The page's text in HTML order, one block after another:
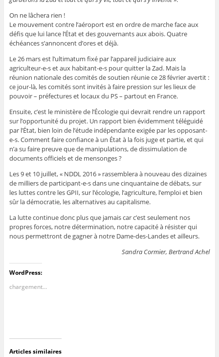
On ne lâchera rien !
Le mouvement contre l’aéroport est en ordre de marche face aux
défis que lui lance l’État et des gouvernants aux abois. Quatre
échéances s’annoncent d’ores et déjà.
Le 26 mars est l’ultimatum fixé par l’appareil judiciaire aux
agriculteur-e-s et aux habitant-e-s pour quitter la Zad. Mais la
réunion nationale des comités de soutien réunie ce 28 février avertit :
ce jour-là, les comités sont invités à faire pression sur les lieux de
pouvoir – préfectures et locaux du PS – partout en France.
Ensuite, c’est le ministère de l’Écologie qui devrait rendre un rapport
sur l’opportunité du projet. Un rapport bien évidemment téléguidé
par l’État, bien loin de l’étude indépendante exigée par les opposant-
e-s. Comment faire confiance à un État à la fois juge et partie, et qui
n’a su faire preuve que de manipulations, de dissimulation de
documents officiels et de mensonges ?
Les 9 et 10 juillet, « NDDL 2016 » rassemblera à nouveau des dizaines
de milliers de participant-e-s dans une cinquantaine de débats, sur
les luttes contre les GPII, sur l’écologie, l’agriculture, l’emploi et bien
sûr la démocratie, les alternatives au capitalisme.
La lutte continue donc plus que jamais car c’est seulement nos
propres forces, notre détermination, notre capacité à résister qui
nous permettront de gagner à notre Dame-des-Landes et ailleurs.
Sandra Cormier, Bertrand Achel
WordPress:
chargement…
Articles similaires